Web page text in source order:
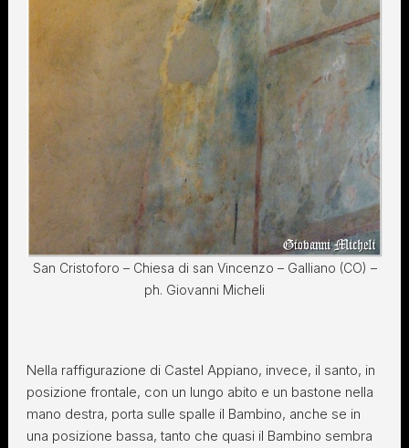
San Cristoforo – Chiesa di san Vincenzo – Galliano (CO) –
ph. Giovanni Micheli
Nella raffigurazione di Castel Appiano, invece, il santo, in
posizione frontale, con un lungo abito e un bastone nella
mano destra, porta sulle spalle il Bambino, anche se in
una posizione bassa, tanto che quasi il Bambino sembra